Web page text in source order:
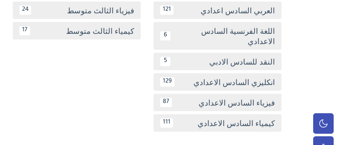
العربي السادس اعدادي 121
اللغة الفرنسية السادس
الاعدادي
6
النقد للسادس الادبي 5
انكليزي السادس الاعدادي 129
فيزياء السادس الاعدادي 87
كيمياء السادس الاعدادي 111
فيزياء الثالث متوسط 24
كيمياء الثالث متوسط 17